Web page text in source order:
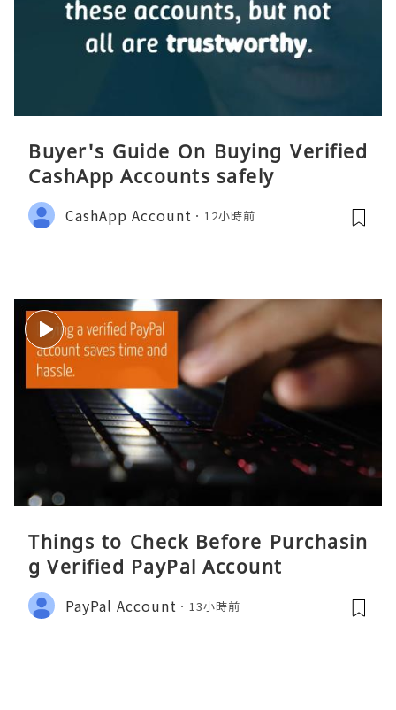
Buyer's Guide On Buying Verified
CashApp Accounts safely
CashApp Account 12小時前
Things to Check Before Purchasin
g Verified PayPal Account
PayPal Account 13小時前